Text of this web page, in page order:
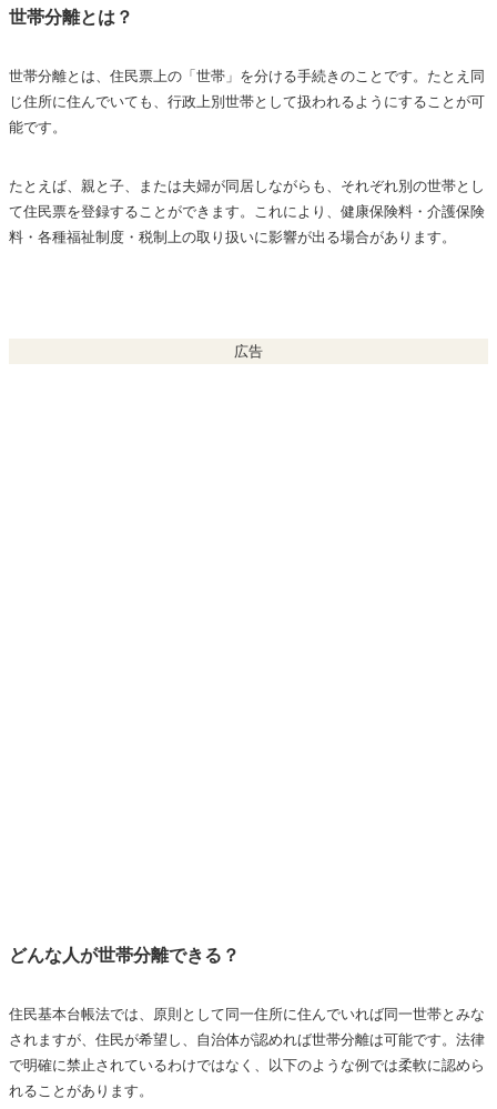
将来的な相続・税制への備えとして
扶養義務の履行との関連でのトラブル防止
世帯分離が認められるケースの例
国民健康保険料・介護保険料が安くなることがある
高額療養費の限度額が世帯ごとになる
世帯分離のやり方と手続き方法
世帯分離とは？
世帯分離とは、住民票上の「世帯」を分ける手続きのことです。たとえ同
じ住所に住んでいても、行政上別世帯として扱われるようにすることが可
能です。
たとえば、親と子、または夫婦が同居しながらも、それぞれ別の世帯とし
て住民票を登録することができます。これにより、健康保険料・介護保険
料・各種福祉制度・税制上の取り扱いに影響が出る場合があります。
広告
どんな人が世帯分離できる？
住民基本台帳法では、原則として同一住所に住んでいれば同一世帯とみな
されますが、住民が希望し、自治体が認めれば世帯分離は可能です。法律
で明確に禁止されているわけではなく、以下のような例では柔軟に認めら
れることがあります。